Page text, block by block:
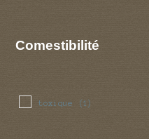
Comestibilité
toxique (1)